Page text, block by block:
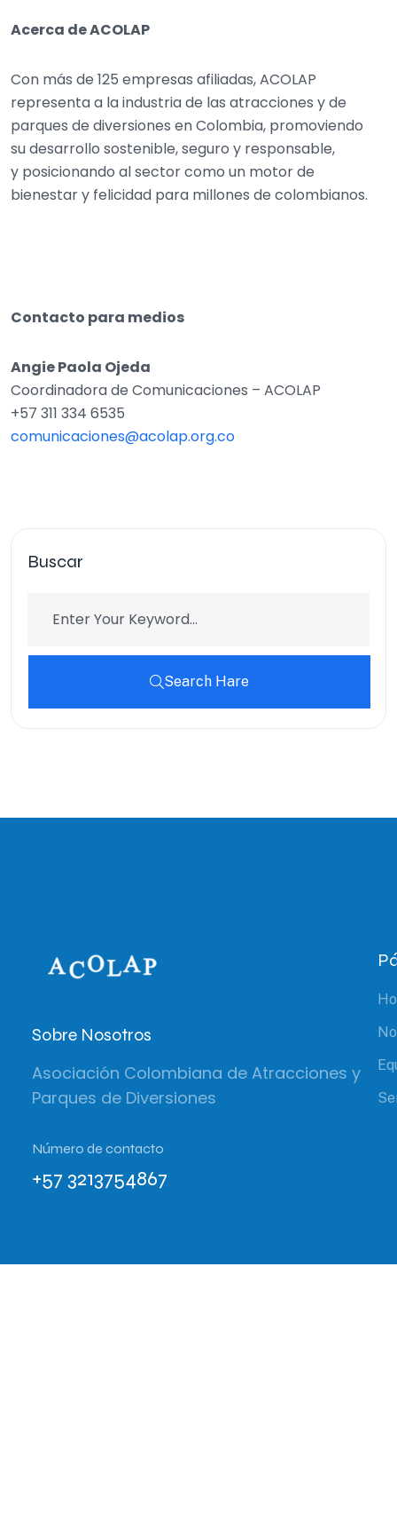
Acerca de ACOLAP
Con más de 125 empresas afiliadas, ACOLAP
representa a la industria de las atracciones y de
parques de diversiones en Colombia, promoviendo
su desarrollo sostenible, seguro y responsable,
y posicionando al sector como un motor de
bienestar y felicidad para millones de colombianos.
Contacto para medios
Angie Paola Ojeda
Coordinadora de Comunicaciones – ACOLAP
+57 311 334 6535
comunicaciones@acolap.org.co
Buscar
Search Hare
Sobre Nosotros
Asociación Colombiana de Atracciones y
Parques de Diversiones
Número de contacto
+57 3213754867